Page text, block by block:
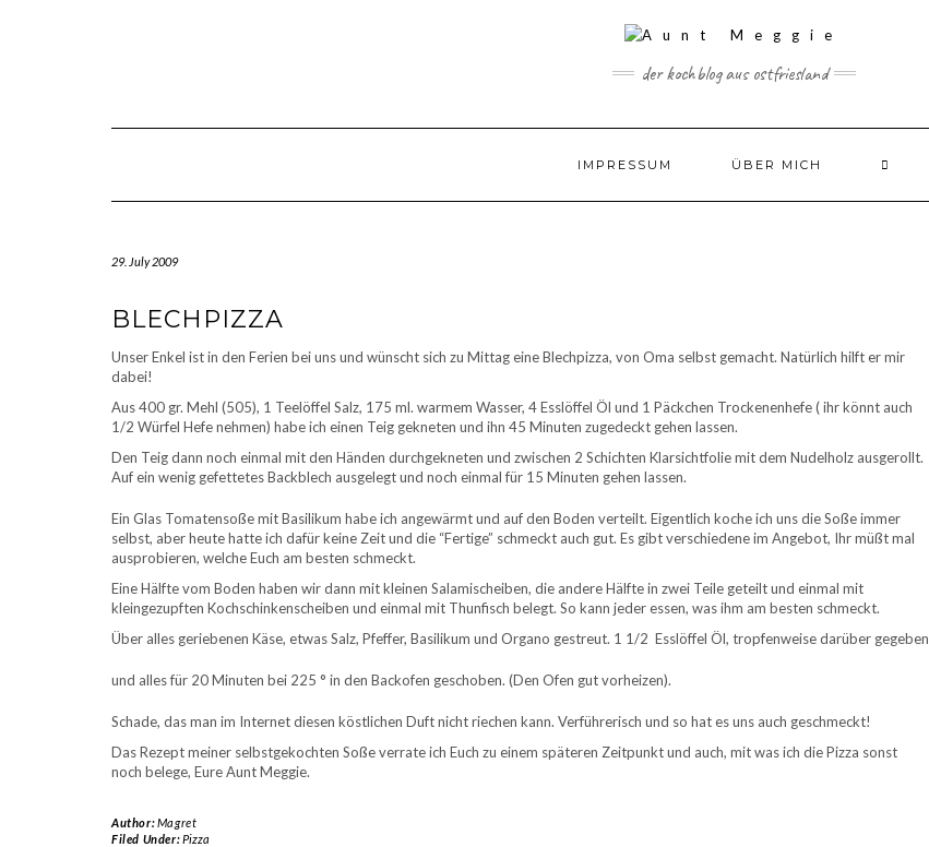
der kochblog aus ostfriesland
IMPRESSUM ÜBER MICH
29. July 2009
BLECHPIZZA
Unser Enkel ist in den Ferien bei uns und wünscht sich zu Mittag eine Blechpizza, von Oma selbst gemacht. Natürlich hilft er mir
dabei!
Aus 400 gr. Mehl (505), 1 Teelöffel Salz, 175 ml. warmem Wasser, 4 Esslöffel Öl und 1 Päckchen Trockenenhefe ( ihr könnt auch
1/2 Würfel Hefe nehmen) habe ich einen Teig gekneten und ihn 45 Minuten zugedeckt gehen lassen.
Den Teig dann noch einmal mit den Händen durchgekneten und zwischen 2 Schichten Klarsichtfolie mit dem Nudelholz ausgerollt.
Auf ein wenig gefettetes Backblech ausgelegt und noch einmal für 15 Minuten gehen lassen.
Ein Glas Tomatensoße mit Basilikum habe ich angewärmt und auf den Boden verteilt. Eigentlich koche ich uns die Soße immer
selbst, aber heute hatte ich dafür keine Zeit und die “Fertige” schmeckt auch gut. Es gibt verschiedene im Angebot, Ihr müßt mal
ausprobieren, welche Euch am besten schmeckt.
Eine Hälfte vom Boden haben wir dann mit kleinen Salamischeiben, die andere Hälfte in zwei Teile geteilt und einmal mit
kleingezupften Kochschinkenscheiben und einmal mit Thunfisch belegt. So kann jeder essen, was ihm am besten schmeckt.
Über alles geriebenen Käse, etwas Salz, Pfeffer, Basilikum und Organo gestreut. 1 1/2 Esslöffel Öl, tropfenweise darüber gegeben
und alles für 20 Minuten bei 225 ° in den Backofen geschoben. (Den Ofen gut vorheizen).
Schade, das man im Internet diesen köstlichen Duft nicht riechen kann. Verführerisch und so hat es uns auch geschmeckt!
Das Rezept meiner selbstgekochten Soße verrate ich Euch zu einem späteren Zeitpunkt und auch, mit was ich die Pizza sonst
noch belege, Eure Aunt Meggie.
Author:Magret
Filed Under:Pizza